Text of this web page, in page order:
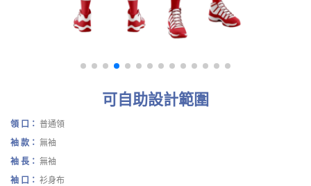
可自助設計範圍
領 口： 普通領
袖 款： 無袖
袖 長： 無袖
袖 口： 衫身布